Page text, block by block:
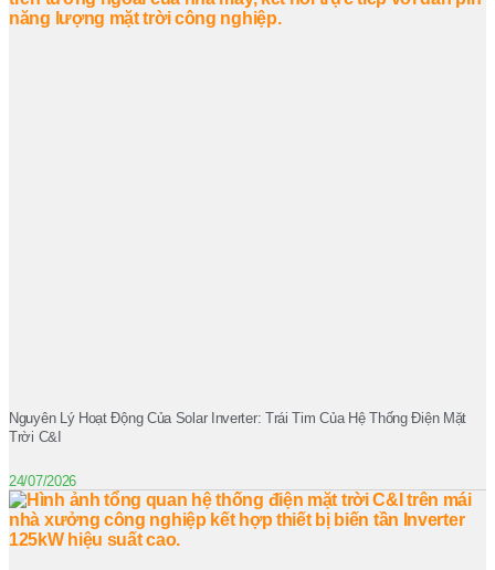
Nguyên Lý Hoạt Động Của Solar Inverter: Trái Tim Của Hệ Thống Điện Mặt
Trời C&I
24/07/2026